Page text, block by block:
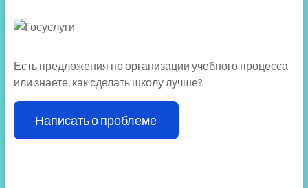
Есть предложения по организации учебного процесса
или знаете, как сделать школу лучше?
Написать о проблеме